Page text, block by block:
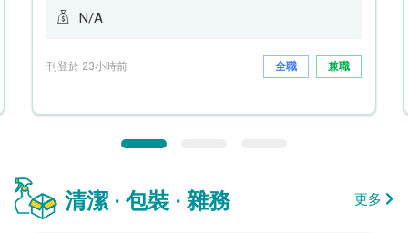
N/A
刊登於 23小時前 全職 兼職
清潔 · 包裝 · 雜務 更多